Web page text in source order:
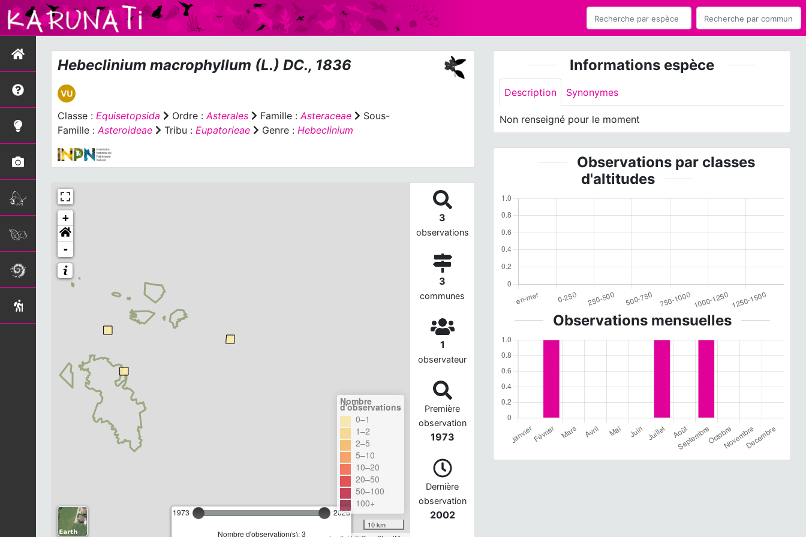
Hebeclinium macrophyllum (L.) DC., 1836
Classe : Equisetopsida Ordre :Asterales Famille :Asteraceae
Sous-
Famille :Asteroideae Tribu : Eupatorieae Genre : Hebeclinium
+
-
1973 2026
Nombre d'observation(s): 3
Nombre
d'observations
0–1
1–2
2–5
5–10
10–20
20–50
50–100
100+
10 km
3
observations
3
communes
1
observateur
Première
observation
1973
Dernière
observation
2002
Informations espèce
Description Synonymes
Non renseigné pour le moment
Observations par classes
d'altitudes
Observations mensuelles